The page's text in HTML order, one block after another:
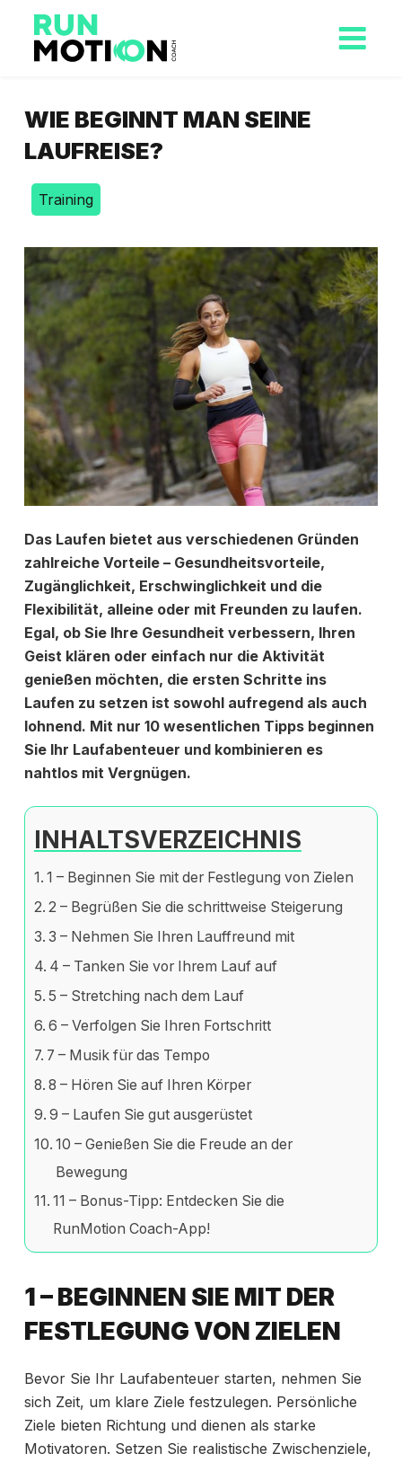
WIE BEGINNT MAN SEINE
LAUFREISE?
Training
Das Laufen bietet aus verschiedenen Gründen
zahlreiche Vorteile – Gesundheitsvorteile,
Zugänglichkeit, Erschwinglichkeit und die
Flexibilität, alleine oder mit Freunden zu laufen.
Egal, ob Sie Ihre Gesundheit verbessern, Ihren
Geist klären oder einfach nur die Aktivität
genießen möchten, die ersten Schritte ins
Laufen zu setzen ist sowohl aufregend als auch
lohnend. Mit nur 10 wesentlichen Tipps beginnen
Sie Ihr Laufabenteuer und kombinieren es
nahtlos mit Vergnügen.
INHALTSVERZEICHNIS
1 – Beginnen Sie mit der Festlegung von Zielen
2 – Begrüßen Sie die schrittweise Steigerung
3 – Nehmen Sie Ihren Lauffreund mit
4 – Tanken Sie vor Ihrem Lauf auf
5 – Stretching nach dem Lauf
6 – Verfolgen Sie Ihren Fortschritt
7 – Musik für das Tempo
8 – Hören Sie auf Ihren Körper
9 – Laufen Sie gut ausgerüstet
10 – Genießen Sie die Freude an der
Bewegung
11 – Bonus-Tipp: Entdecken Sie die
RunMotion Coach-App!
1 – BEGINNEN SIE MIT DER
FESTLEGUNG VON ZIELEN
Bevor Sie Ihr Laufabenteuer starten, nehmen Sie
sich Zeit, um klare Ziele festzulegen. Persönliche
Ziele bieten Richtung und dienen als starke
Motivatoren. Setzen Sie realistische Zwischenziele,